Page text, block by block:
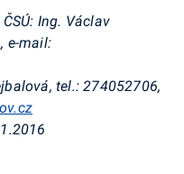
Ing. Václav
e-mail:
tel.: 274052706,